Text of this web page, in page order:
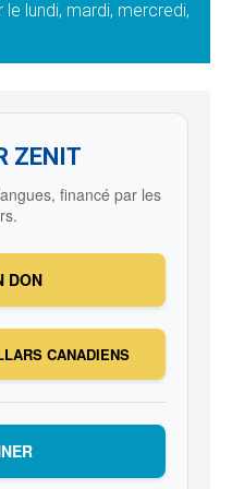
lundi, mardi, mercredi,
ZENIT
financé par les
DON
CANADIENS